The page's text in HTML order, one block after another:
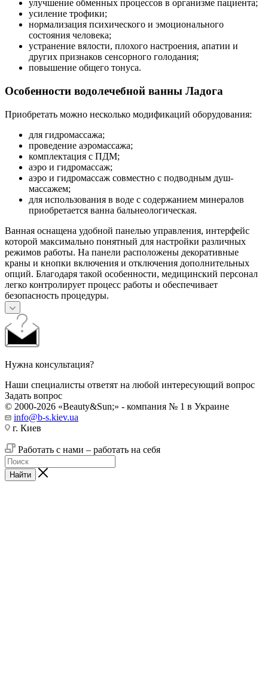
улучшение обменных процессов в организме пациента;
усиление трофики;
нормализация психического и эмоционального
состояния человека;
устранение вялости, плохого настроения, апатии и
других признаков сенсорного голодания;
повышение общего тонуса.
Особенности водолечебной ванны Ладога
Приобретать можно несколько модификаций оборудования:
для гидромассажа;
проведение аэромассажа;
комплектация с ПДМ;
аэро и гидромассаж;
аэро и гидромассаж совместно с подводным душ-
массажем;
для использования в воде с содержанием минералов
приобретается ванна бальнеологическая.
Ванная оснащена удобной панелью управления, интерфейс
которой максимально понятный для настройки различных
режимов работы. На панели расположены декоративные
краны и кнопки включения и отключения дополнительных
опций. Благодаря такой особенности, медицинский персонал
легко контролирует процесс работы и обеспечивает
безопасность процедуры.
Нужна консультация?
Наши специалисты ответят на любой интересующий вопрос
Задать вопрос
© 2000-2026 «Beauty&Sun;» - компания № 1 в Украине
info@b-s.kiev.ua
г. Киев
Работать с нами – работать на себя
Найти